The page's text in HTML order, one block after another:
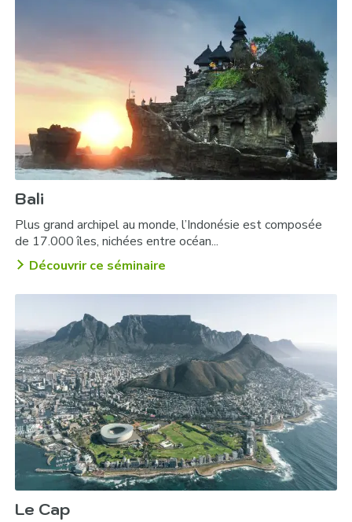
Bali
Plus grand archipel au monde, l’Indonésie est composée
de 17.000 îles, nichées entre océan...
Découvrir ce séminaire
Le Cap